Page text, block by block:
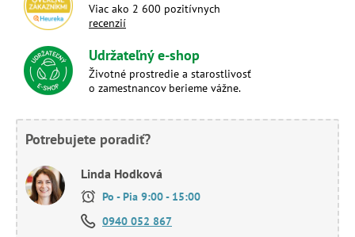
Viac ako 2 600 pozitívnych
recenzií
Udržateľný e-shop
Životné prostredie a starostlivosť
o zamestnancov berieme vážne.
Potrebujete poradiť?
Linda Hodková
Po - Pia 9:00 - 15:00
0940 052 867